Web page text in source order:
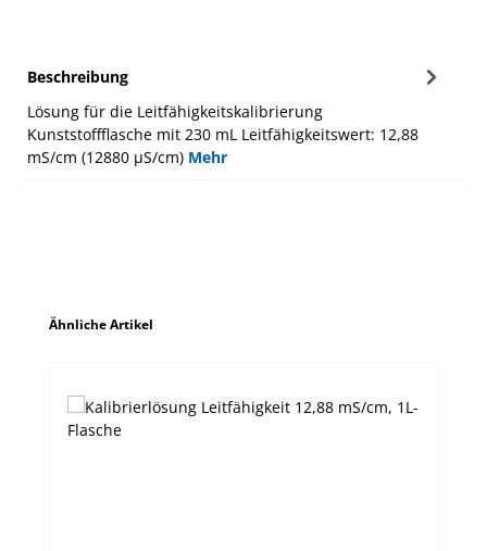
Beschreibung
Lösung für die Leitfähigkeitskalibrierung
Kunststoffflasche mit 230 mL Leitfähigkeitswert: 12,88
mS/cm (12880 µS/cm) Mehr
Produktgalerie überspringen
Ähnliche Artikel